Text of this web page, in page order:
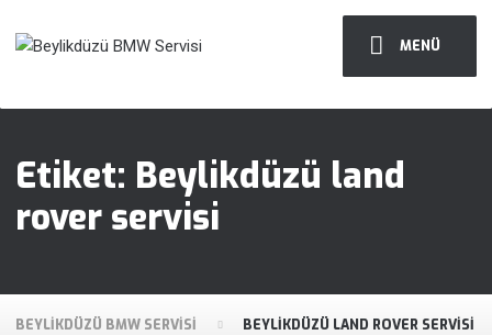
MENÜ
Etiket: Beylikdüzü land
rover servisi
BEYLIKDÜZÜ BMW SERVISI BEYLIKDÜZÜ LAND ROVER SERVISI